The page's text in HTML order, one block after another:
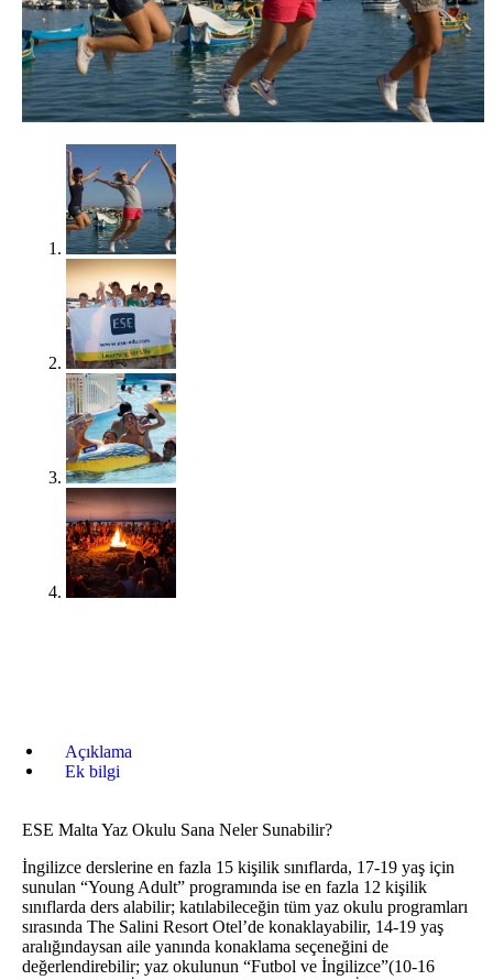
Açıklama
Ek bilgi
ESE Malta Yaz Okulu Sana Neler Sunabilir?
İngilizce derslerine en fazla 15 kişilik sınıflarda, 17-19 yaş için
sunulan “Young Adult” programında ise en fazla 12 kişilik
sınıflarda ders alabilir; katılabileceğin tüm yaz okulu programları
sırasında The Salini Resort Otel’de konaklayabilir, 14-19 yaş
aralığındaysan aile yanında konaklama seçeneğini de
değerlendirebilir; yaz okulunun “Futbol ve İngilizce”(10-16